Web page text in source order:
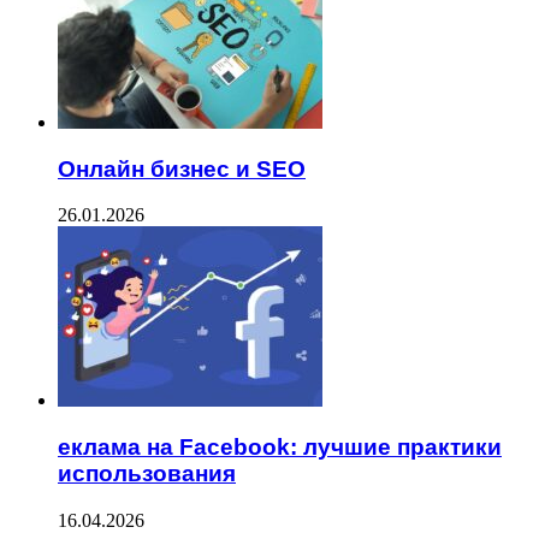
Онлайн бизнес и SEO
26.01.2026
еклама на Facebook: лучшие практики
использования
16.04.2026